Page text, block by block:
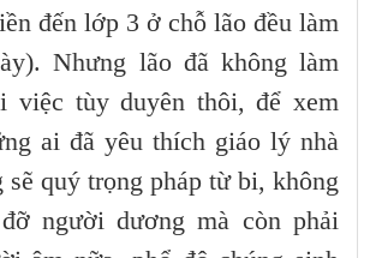
đến lớp 3 ở chỗ lão đều làm
Nhưng lão đã không làm
việc tùy duyên thôi, để xem
ai đã yêu thích giáo lý nhà
sẽ quý trọng pháp từ bi, không
người dương mà còn phải